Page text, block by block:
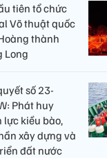
tiên tổ chức
Võ thuật quốc
thành
Long
số 23-
Phát huy
lực kiều bào,
xây dựng và
đất nước